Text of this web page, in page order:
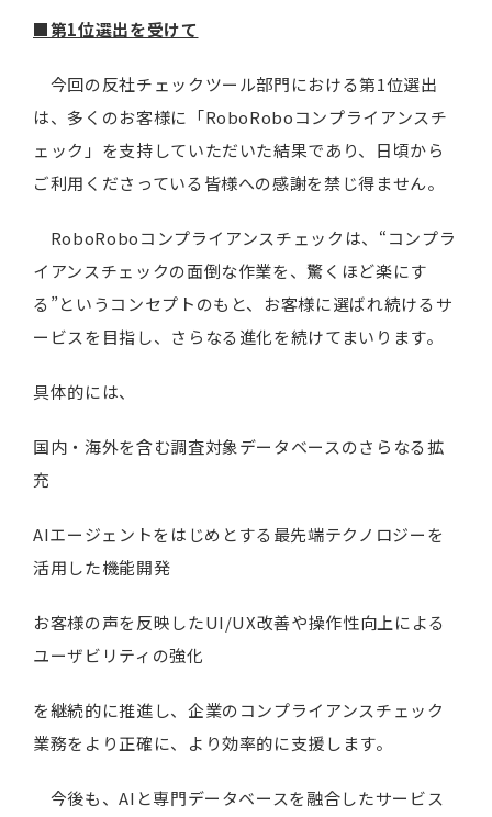
■第1位選出を受けて
今回の反社チェックツール部門における第1位選出
は、多くのお客様に「RoboRoboコンプライアンスチ
ェック」を支持していただいた結果であり、日頃から
ご利用くださっている皆様への感謝を禁じ得ません。
RoboRoboコンプライアンスチェックは、“コンプラ
イアンスチェックの面倒な作業を、驚くほど楽にす
る”というコンセプトのもと、お客様に選ばれ続けるサ
ービスを目指し、さらなる進化を続けてまいります。
具体的には、
国内・海外を含む調査対象データベースのさらなる拡
充
AIエージェントをはじめとする最先端テクノロジーを
活用した機能開発
お客様の声を反映したUI/UX改善や操作性向上による
ユーザビリティの強化
を継続的に推進し、企業のコンプライアンスチェック
業務をより正確に、より効率的に支援します。
今後も、AIと専門データベースを融合したサービス